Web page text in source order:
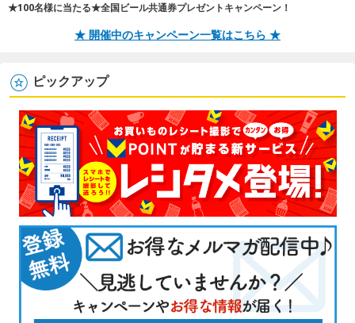
★100名様に当たる★全国ビール共通券プレゼントキャンペーン！
★ 開催中のキャンペーン一覧はこちら ★
ピックアップ